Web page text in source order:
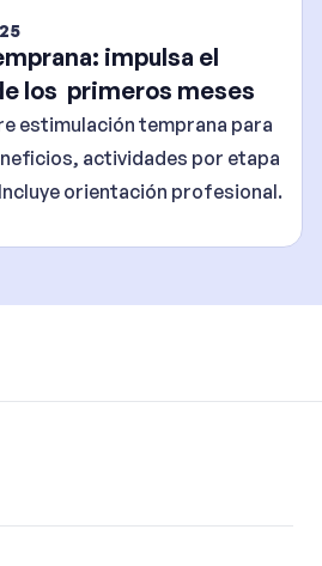
impulsa el
los primeros meses
estimulación temprana para
actividades por etapa
orientación profesional.